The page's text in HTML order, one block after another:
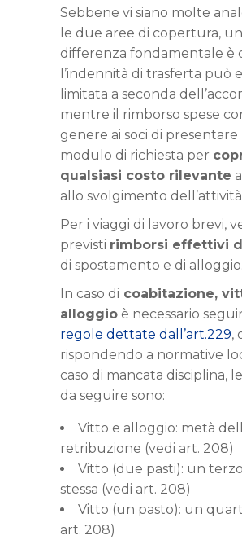
Sebbene vi siano molte
le due aree di copertura,
differenza fondamentale è
l’indennità di trasferta può
limitata a seconda
mentre il rimborso spese
genere ai soci di presentare
modulo di richiesta per
qualsiasi costo rilevante
allo svolgimento
Per i viaggi di lavoro brevi,
previsti rimborsi effettivi
di spostamento e di alloggio.
In caso di coabitazione,
alloggio è necessario
regole dettate dall’art.229,
rispondendo a normative
caso di mancata disciplina,
da seguire sono:
Vitto e alloggio: metà
retribuzione (vedi art. 208)
Vitto (due pasti): un
stessa (vedi art. 208)
Vitto (un pasto): un
art. 208)